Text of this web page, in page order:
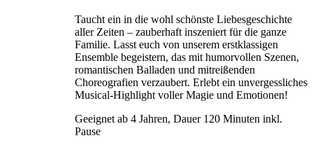
Taucht ein in die wohl schönste Liebesgeschichte
aller Zeiten – zauberhaft inszeniert für die ganze
Familie. Lasst euch von unserem erstklassigen
Ensemble begeistern, das mit humorvollen Szenen,
romantischen Balladen und mitreißenden
Choreografien verzaubert. Erlebt ein unvergessliches
Musical-Highlight voller Magie und Emotionen!
Geeignet ab 4 Jahren, Dauer 120 Minuten inkl.
Pause